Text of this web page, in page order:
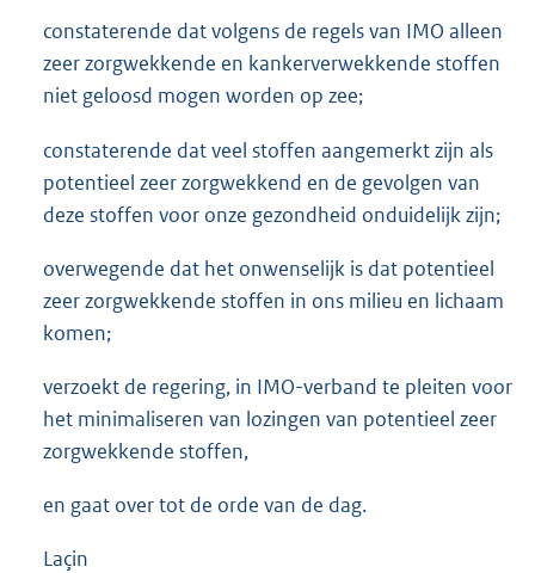
constaterende dat volgens de regels van IMO alleen
zeer zorgwekkende en kankerverwekkende stoffen
niet geloosd mogen worden op zee;
constaterende dat veel stoffen aangemerkt zijn als
potentieel zeer zorgwekkend en de gevolgen van
deze stoffen voor onze gezondheid onduidelijk zijn;
overwegende dat het onwenselijk is dat potentieel
zeer zorgwekkende stoffen in ons milieu en lichaam
komen;
verzoekt de regering, in IMO-verband te pleiten voor
het minimaliseren van lozingen van potentieel zeer
zorgwekkende stoffen,
en gaat over tot de orde van de dag.
Laçin